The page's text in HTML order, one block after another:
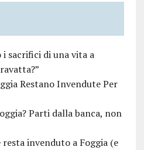
sacrifici di una vita a
Restano Invendute Per
Parti dalla banca, non
resta invenduto a Foggia (e